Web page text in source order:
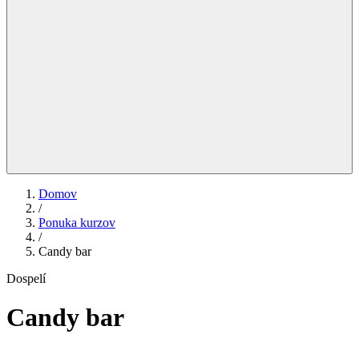
Domov
/
Ponuka kurzov
/
Candy bar
Dospelí
Candy bar